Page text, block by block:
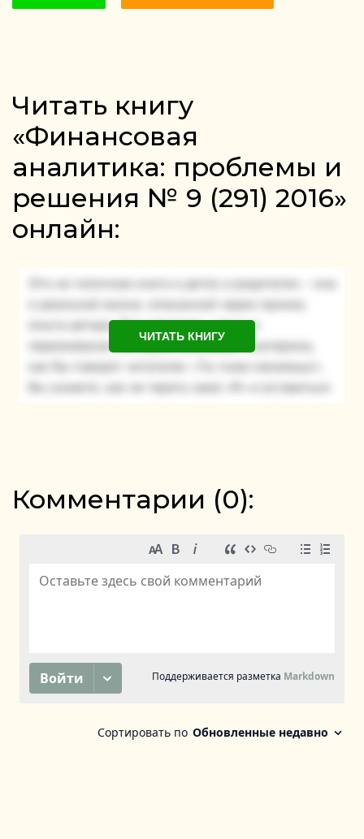
Читать книгу
«Финансовая
аналитика: проблемы и
решения № 9 (291) 2016»
онлайн:
ЧИТАТЬ КНИГУ
Комментарии (0):